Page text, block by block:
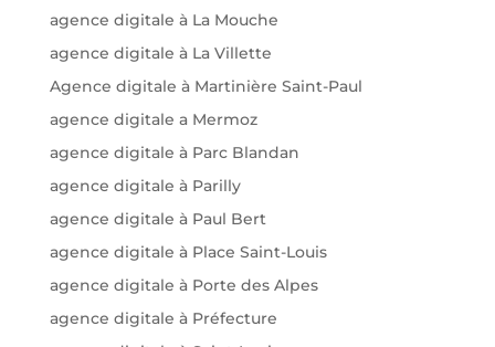
agence digitale à La Mouche
agence digitale à La Villette
Agence digitale à Martinière Saint-Paul
agence digitale a Mermoz
agence digitale à Parc Blandan
agence digitale à Parilly
agence digitale à Paul Bert
agence digitale à Place Saint-Louis
agence digitale à Porte des Alpes
agence digitale à Préfecture